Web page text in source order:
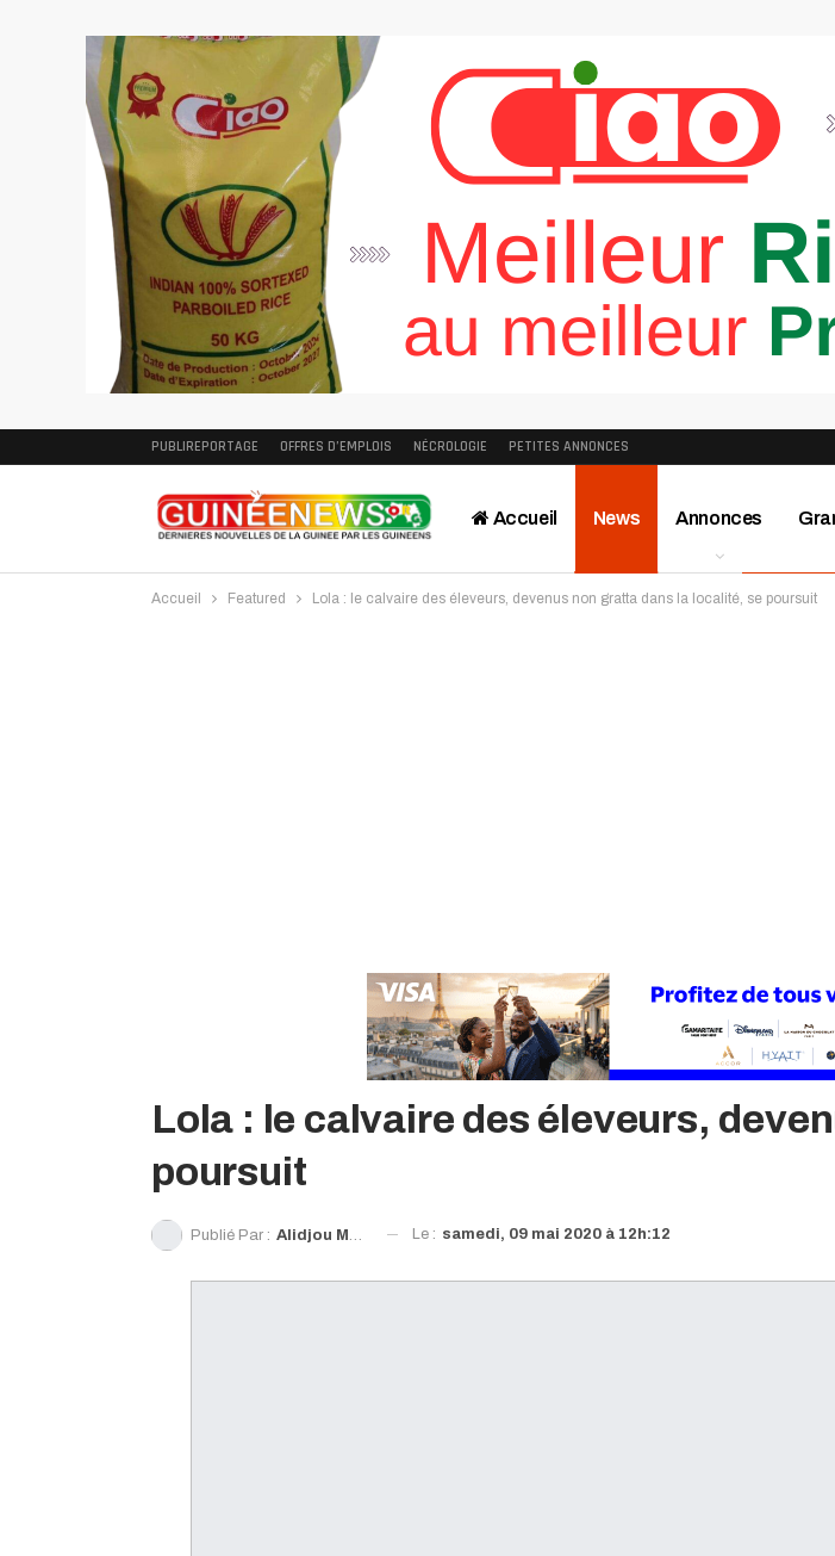
PUBLIREPORTAGE OFFRES D’EMPLOIS NÉCROLOGIE PETITES ANNONCES
Accueil News Annonces
Accueil Featured Lola : le calvaire des éleveurs, devenus non gratta dans la localité, se poursuit
Lola : le calvaire des éleveurs,
poursuit
Publié Par : Alidjou Moribadougou Sylla Le : samedi, 09 mai 2020 à 12h:12